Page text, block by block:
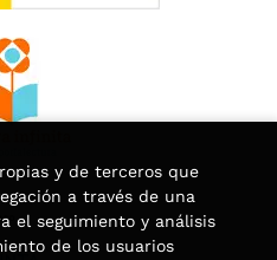
y de terceros que
a través de una
el seguimiento y análisis
de los usuarios